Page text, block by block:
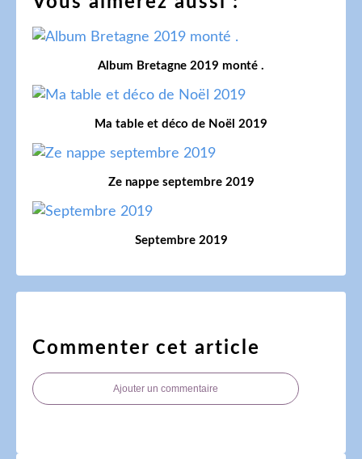
Album Bretagne 2019 monté .
Ma table et déco de Noël 2019
Ze nappe septembre 2019
Septembre 2019
Commenter cet article
Ajouter un commentaire